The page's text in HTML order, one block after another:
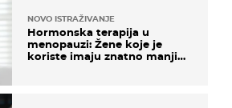
NOVO ISTRAŽIVANJE
Hormonska terapija u
menopauzi: Žene koje je
koriste imaju znatno manji